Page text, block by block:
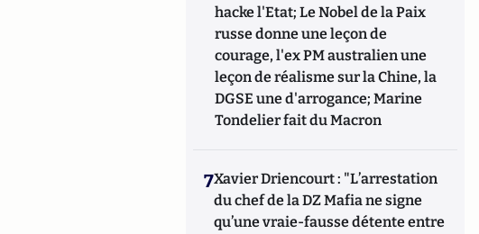
hacke l'Etat; Le Nobel de la Paix
russe donne une leçon de
courage, l'ex PM australien une
leçon de réalisme sur la Chine, la
DGSE une d'arrogance; Marine
Tondelier fait du Macron
7Xavier Driencourt : "L’arrestation
du chef de la DZ Mafia ne signe
qu’une vraie-fausse détente entre